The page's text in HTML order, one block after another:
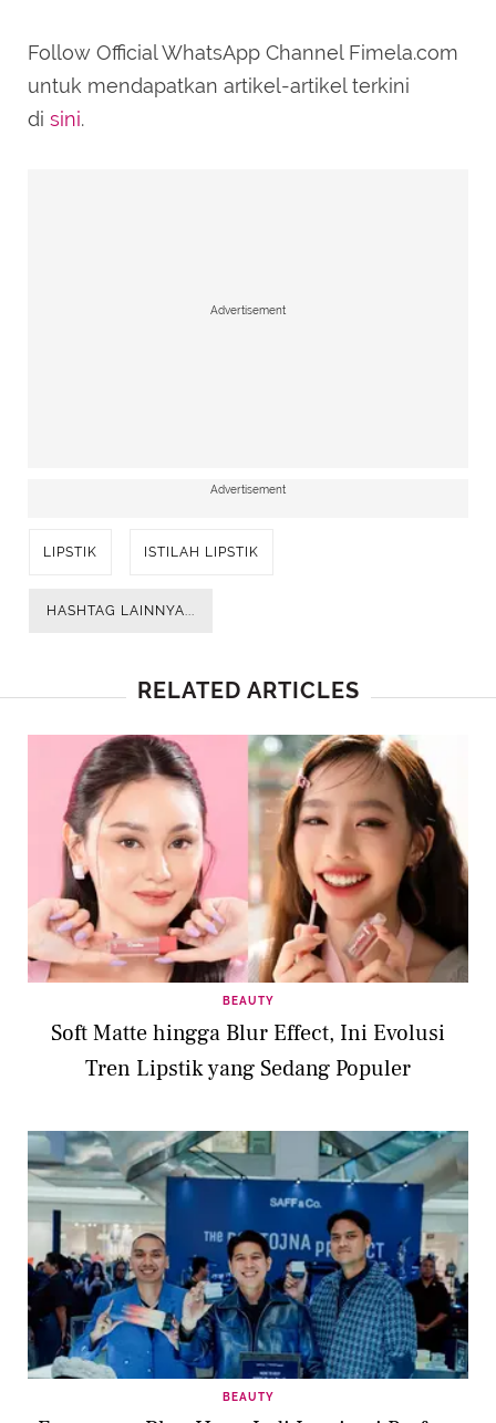
Follow Official WhatsApp Channel Fimela.com
untuk mendapatkan artikel-artikel terkini
di sini.
Advertisement
Advertisement
LIPSTIK ISTILAH LIPSTIK
HASHTAG LAINNYA...
RELATED ARTICLES
BEAUTY
Soft Matte hingga Blur Effect, Ini Evolusi
Tren Lipstik yang Sedang Populer
BEAUTY